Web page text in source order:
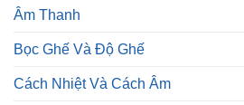
Âm Thanh
Bọc Ghế Và Độ Ghế
Cách Nhiệt Và Cách Âm